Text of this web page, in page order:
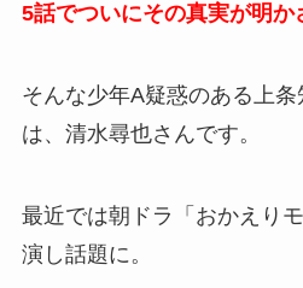
5話でついにその真実が明か
そんな少年A疑惑のある上
は、清水尋也さんです。
最近では朝ドラ「おかえり
演し話題に。